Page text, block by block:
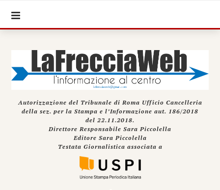
Autorizzazione del Tribunale di Roma Ufficio Cancelleria
della sez. per la Stampa e l’Informazione aut. 186/2018
del 22.11.2018.
Direttore Responsabile Sara Piccolella
Editore Sara Piccolella
Testata Giornalistica associata a